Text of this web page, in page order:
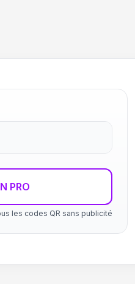
PRO
les codes QR sans publicité